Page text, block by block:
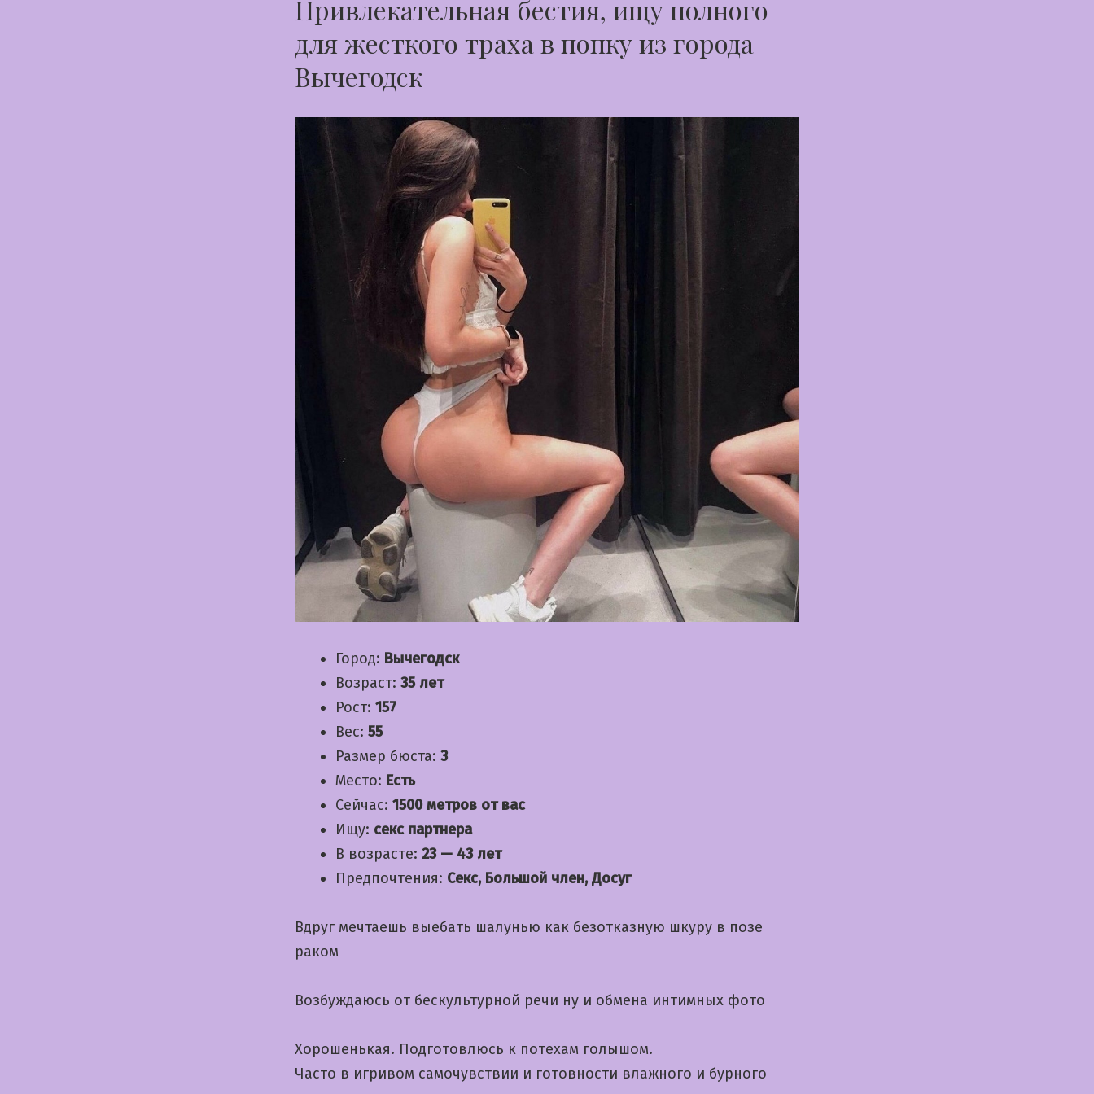
Привлекательная бестия, ищу полного
для жесткого траха в попку из города
Вычегодск
Город: Вычегодск
Возраст: 35 лет
Рост: 157
Вес: 55
Размер бюста: 3
Место: Есть
Сейчас: 1500 метров от вас
Ищу: секс партнера
В возрасте: 23 — 43 лет
Предпочтения: Секс, Большой член, Досуг
Вдруг мечтаешь выебать шалунью как безотказную шкуру в позе
раком
Возбуждаюсь от бескультурной речи ну и обмена интимных фото
Хорошенькая. Подготовлюсь к потехам голышом.
Часто в игривом самочувствии и готовности влажного и бурного